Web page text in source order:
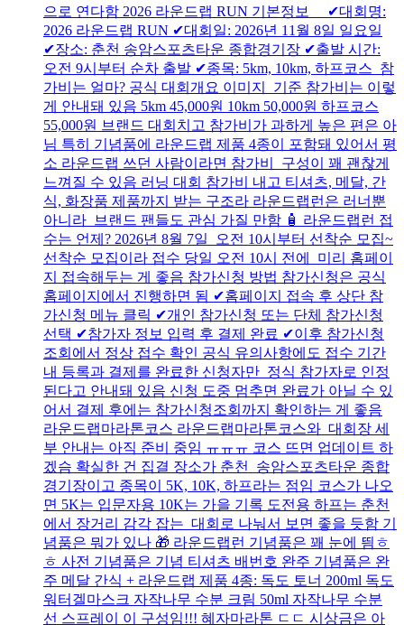
으로 연다함 2026 라운드랩 RUN 기본정보 ✔대회명:
2026 라운드랩 RUN ✔대회일: 2026년 11월 8일 일요일
✔장소: 춘천 송암스포츠타운 종합경기장 ✔출발 시간:
오전 9시부터 순차 출발 ✔종목: 5km, 10km, 하프코스 참
가비는 얼마? 공식 대회개요 이미지 기준 참가비는 이렇
게 안내돼 있음 5km 45,000원 10km 50,000원 하프코스
55,000원 브랜드 대회치고 참가비가 과하게 높은 편은 아
님 특히 기념품에 라운드랩 제품 4종이 포함돼 있어서 평
소 라운드랩 쓰던 사람이라면 참가비 구성이 꽤 괜찮게
느껴질 수 있음 러닝 대회 참가비 내고 티셔츠, 메달, 간
식, 화장품 제품까지 받는 구조라 라운드랩런은 러너뿐
아니라 브랜드 팬들도 관심 가질 만함 🧴 라운드랩런 접
수는 언제? 2026년 8월 7일 오전 10시부터 선착순 모집~
선착순 모집이라 접수 당일 오전 10시 전에 미리 홈페이
지 접속해두는 게 좋음 참가신청 방법 참가신청은 공식
홈페이지에서 진행하면 됨 ✔홈페이지 접속 후 상단 참
가신청 메뉴 클릭 ✔개인 참가신청 또는 단체 참가신청
선택 ✔참가자 정보 입력 후 결제 완료 ✔이후 참가신청
조회에서 정상 접수 확인 공식 유의사항에도 접수 기간
내 등록과 결제를 완료한 신청자만 정식 참가자로 인정
된다고 안내돼 있음 신청 도중 멈추면 완료가 아닐 수 있
어서 결제 후에는 참가신청조회까지 확인하는 게 좋음
라운드랩마라톤코스 라운드랩마라톤코스와 대회장 세
부 안내는 아직 준비 중임 ㅠㅠㅠ 코스 뜨면 업데이트 하
겠슴 확실한 건 집결 장소가 춘천 송암스포츠타운 종합
경기장이고 종목이 5K, 10K, 하프라는 점임 코스가 나오
면 5K는 입문자용 10K는 가을 기록 도전용 하프는 춘천
에서 장거리 감각 잡는 대회로 나눠서 보면 좋을 듯함 기
념품은 뭐가 있나 🎁 라운드랩런 기념품은 꽤 눈에 띔ㅎ
ㅎ 사전 기념품은 기념 티셔츠 배번호 완주 기념품은 완
주 메달 간식 + 라운드랩 제품 4종: 독도 토너 200ml 독도
워터겔마스크 자작나무 수분 크림 50ml 자작나무 수분
선 스프레이 이 구성임!!! 혜자마라톤 ㄷㄷ 시상금은 아